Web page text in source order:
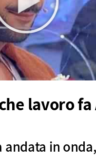
lavoro
in